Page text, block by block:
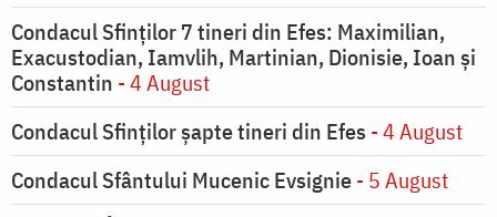
Condacul Sfinţilor 7 tineri din Efes: Maximilian,
Exacustodian, Iamvlih, Martinian, Dionisie, Ioan şi
Constantin - 4 August
Condacul Sfinţilor şapte tineri din Efes - 4 August
Condacul Sfântului Mucenic Evsignie- 5 August